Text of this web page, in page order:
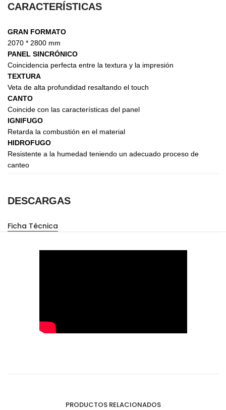
CARACTERÍSTICAS
GRAN FORMATO
2070 * 2800 mm
PANEL SINCRÓNICO
Coincidencia perfecta entre la textura y la impresión
TEXTURA
Veta de alta profundidad resaltando el touch
CANTO
Coincide con las características del panel
IGNIFUGO
Retarda la combustión en el material
HIDROFUGO
Resistente a la humedad teniendo un adecuado proceso de
canteo
DESCARGAS
Ficha Técnica
PRODUCTOS RELACIONADOS